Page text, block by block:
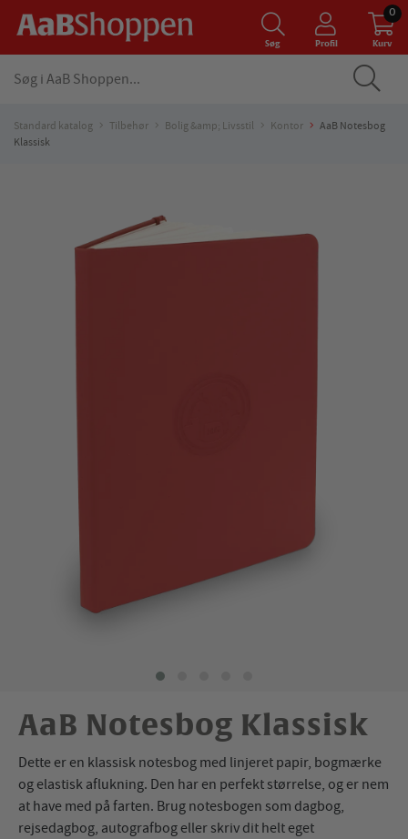
Søg Profil Kurv
0
Standard katalog Tilbehør Bolig &amp; Livsstil Kontor
AaB Notesbog
Klassisk
AaB Notesbog Klassisk
Dette er en klassisk notesbog med linjeret papir, bogmærke
og elastisk aflukning. Den har en perfekt størrelse, og er nem
at have med på farten. Brug notesbogen som dagbog,
rejsedagbog, autografbog eller skriv dit helt eget